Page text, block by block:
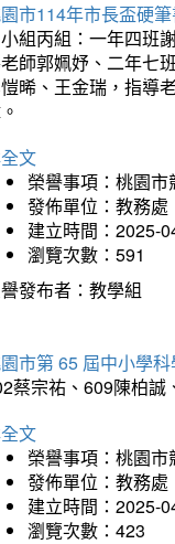
市114年市長盃硬
組丙組：一年四班
師郭姵妤、二年七
晞、王金瑞，指導
文
榮譽事項：桃園市
發佈單位：教務處
建立時間：2025-
瀏覽次數：591
發布者：教學組
市第 65 屆中小學
蔡宗祐、609陳柏誠
文
榮譽事項：桃園市
發佈單位：教務處
建立時間：2025-
瀏覽次數：423